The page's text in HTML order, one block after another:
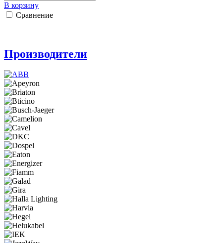
В корзину
Сравнение
Производители